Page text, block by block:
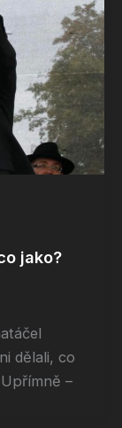
jako?
dělali, co
–